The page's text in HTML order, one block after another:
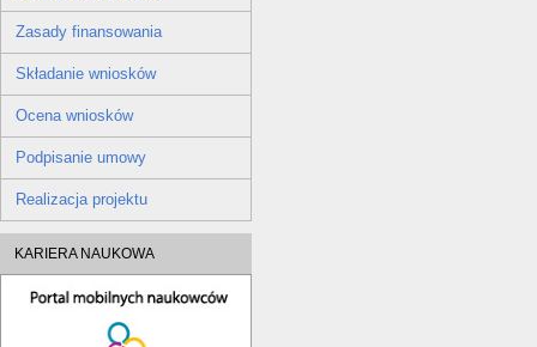
Zasady finansowania
Składanie wniosków
Ocena wniosków
Podpisanie umowy
Realizacja projektu
KARIERA NAUKOWA